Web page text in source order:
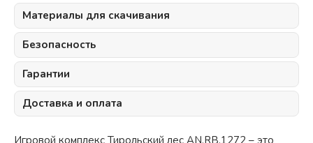
Материалы для скачивания
Безопасность
Гарантии
Доставка и оплата